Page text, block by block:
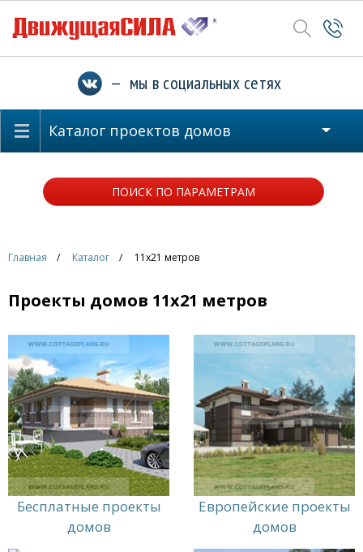
— мы в социальных сетях
Каталог проектов домов
ПОИСК ПО ПАРАМЕТРАМ
Главная Каталог 11x21 метров
Проекты домов 11x21 метров
Бесплатные проекты
домов
Европейские проекты
домов